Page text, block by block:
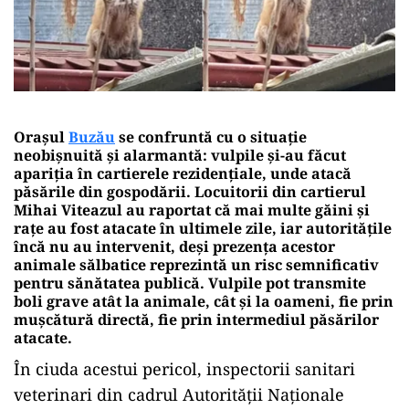
OrașulBuzăuse confruntă cu o situație
neobișnuită și alarmantă: vulpile și-au făcut
apariția în cartierele rezidențiale, unde atacă
păsările din gospodării. Locuitorii din cartierul
Mihai Viteazul au raportat că mai multe găini și
rațe au fost atacate în ultimele zile, iar autoritățile
încă nu au intervenit, deși prezența acestor
animale sălbatice reprezintă un risc semnificativ
pentru sănătatea publică. Vulpile pot transmite
boli grave atât la animale, cât și la oameni, fie prin
mușcătură directă, fie prin intermediul păsărilor
atacate.
În ciuda acestui pericol, inspectorii sanitari
veterinari din cadrul Autorității Naționale